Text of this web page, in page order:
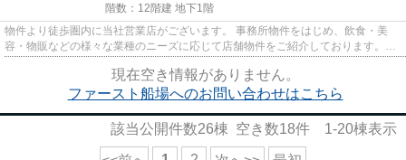
階数：12階建 地下1階
物件より徒歩圏内に当社営業店がございます。 事務所物件をはじめ、飲食・美
容・物販などの様々な業種のニーズに応じて店舗物件をご紹介しております。
尚、弊社ではおとり広告は一切...
現在空き情報がありません。
ファースト船場へのお問い合わせはこちら
該当公開件数26棟 空き数18件 1-20棟表示